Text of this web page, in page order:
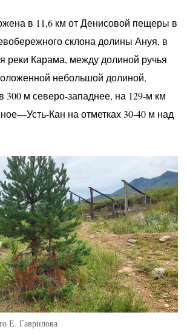
в 11,6 км от Денисовой пещеры в
склона долины Ануя, в
реки Карама, между долиной ручья
небольшой долиной,
300 м северо-западнее, на 129-м км
Кан на отметках 30-40 м над
Е. Гаврилова